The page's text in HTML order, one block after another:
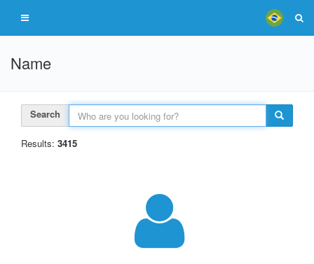
Name
Search
Results: 3415